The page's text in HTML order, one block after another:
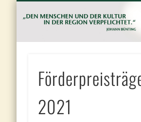
FÖRDERANTRAG UND
2021